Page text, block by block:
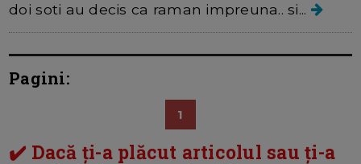
doi soti au decis ca raman impreuna.. si...
Pagini:
1
✔️ Dacă ți-a plăcut articolul sau ți-a